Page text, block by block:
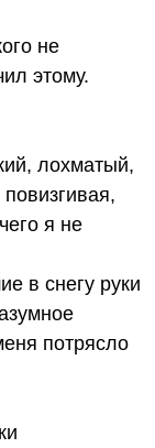
не
этому.
лохматый,
я не
в снегу руки
потрясло